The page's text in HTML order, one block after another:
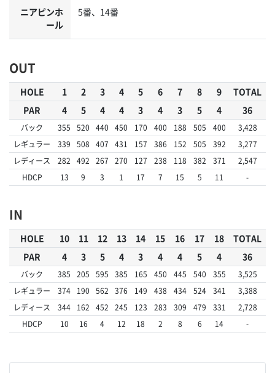
ニアピンホ
ール
5番、14番
OUT
HOLE 1 2 3 4 5 6 7 8 9
TOTAL
PAR
4 5 4 4 3 4 3 5 4 36
バック 355 520 440 450 170 400 188 505 400
3,428
レギュラー
339 508 407 431 157 386 152 505 392
3,277
レディース
282 492 267 270 127 238 118 382 371
2,547
HDCP
13 9 3 1 17 7 15 5 11 -
IN
HOLE 10 11 12 13 14 15 16 17 18
TOTAL
PAR
4 3 5 4 3 4 4 5 4 36
バック 385 205 595 385 165 450 445 540 355
3,525
レギュラー
374 190 562 376 149 438 434 524 341
3,388
レディース
344 162 452 245 123 283 309 479 331
2,728
HDCP
10 16 4 12 18 2 8 6 14 -